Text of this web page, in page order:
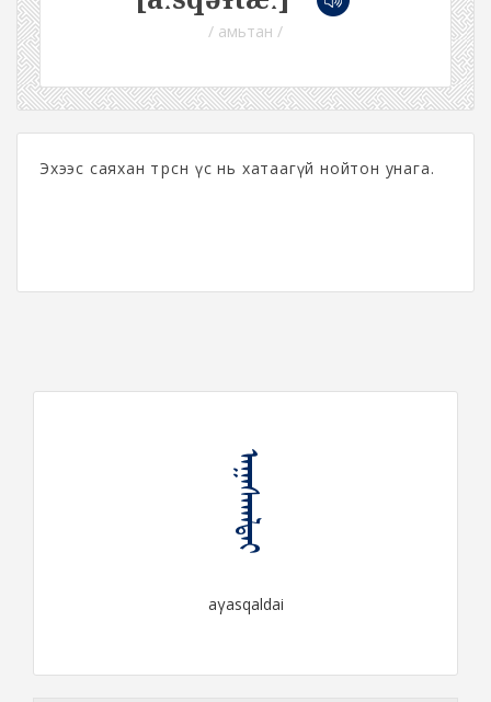
/ амьтан /
Эхээс саяхан төрсөн үс нь хатаагүй нойтон унага.
ᠠᠭᠠᠰᠬᠠᠯᠳᠠᠢ
aγasqaldai